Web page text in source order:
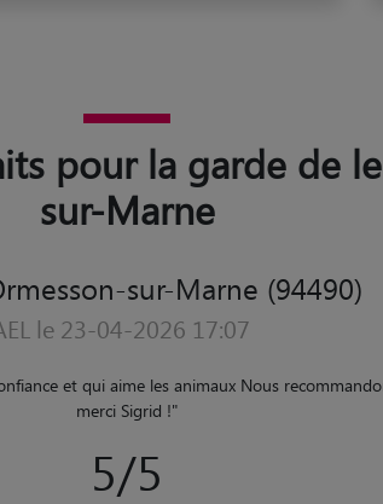
pour la garde de
sur-Marne
sur-Marne (94490)
le 30-08-2025 11:13
durant nos 3 semaines de vacances. Du premier
pris soin de nos loulous et nous a envoyé
vacances. Catherine et José C.